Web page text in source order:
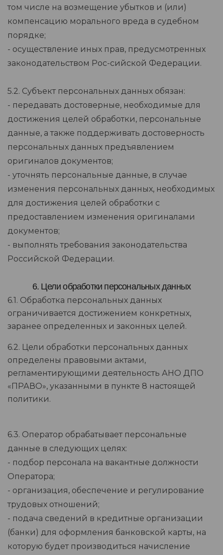
том числе на возмещение убытков и (или)
компенсацию морального вреда в судебном
порядке;
- осуществление иных прав, предусмотренных
законодательством Рос-сийской Федерации.
5.2. Субъект персональных данных обязан:
- передавать достоверные, необходимые для
достижения целей обработки, персональные
данные, а также поддерживать достоверность
персональных данных предъявлением
оригиналов документов;
- уточнять персональные данные, в случае
изменения персональных данных, необходимых
для достижения целей обработки с
предоставлением изменения оригиналами
документов;
- выполнять требования законодательства
Российской Федерации.
6. Цели обработки персональных данных
6.1. Обработка персональных данных
ограничивается достижением конкретных,
заранее определенных и законных целей.
6.2. Цели обработки персональных данных
определены правовыми актами,
регламентирующими деятельность АНО ДПО
«ПРАВО», указанными в пункте 8 настоящей
политики.
6.3. Оператор обрабатывает персональные
данные в следующих целях:
- подбор персонала на вакантные должности
Оператора;
- организация, обеспечение и регулирование
трудовых отношений;
- подача сведений в кредитные организации
(банки) для оформления банковской карты, на
которую будет производиться начисление